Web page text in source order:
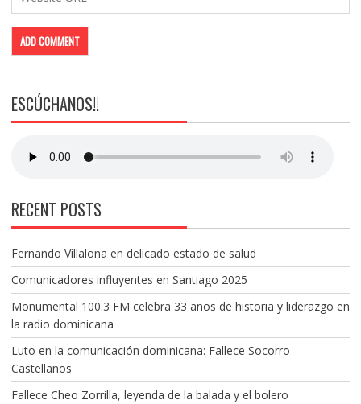
ESCÚCHANOS!!
RECENT POSTS
Fernando Villalona en delicado estado de salud
Comunicadores influyentes en Santiago 2025
Monumental 100.3 FM celebra 33 años de historia y liderazgo en
la radio dominicana
Luto en la comunicación dominicana: Fallece Socorro
Castellanos
Fallece Cheo Zorrilla, leyenda de la balada y el bolero